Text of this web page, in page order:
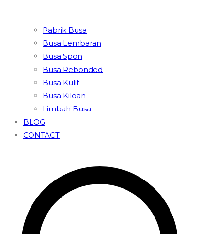
Pabrik Busa
Busa Lembaran
Busa Spon
Busa Rebonded
Busa Kulit
Busa Kiloan
Limbah Busa
BLOG
CONTACT